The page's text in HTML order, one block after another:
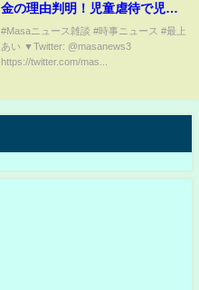
金の理由判明！児童虐待で児童
相談所が子供を強制保護【Masa
ニュース雑談】
#Masaニュース雑談 #時事ニュース #最上
あい ▼Twitter: @masanews3
https://twitter.com/mas...